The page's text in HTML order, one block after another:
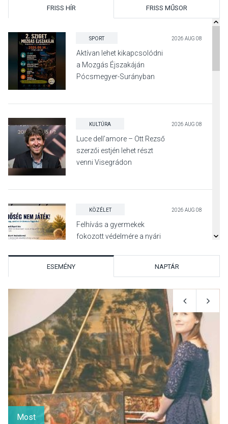
FRISS HÍR FRISS MŰSOR
SPORT 2026 AUG 08
Aktívan lehet kikapcsolódni
a Mozgás Éjszakáján
Pócsmegyer-Surányban
KULTÚRA 2026 AUG 08
Luce dell’amore – Ott Rezső
szerzői estjén lehet részt
venni Visegrádon
KÖZÉLET 2026 AUG 08
Felhívás a gyermekek
fokozott védelmére a nyári
KULTÚRA
Reneszánsz dallamok
csendülnek fel a visegrádi
Királyi Palota
díszudvarában
KULTÚRA 2026 AUG 07
Dunavirág Ünnep Verőcén –
két nap a Duna élővilágának
jegyében
ESEMÉNY NAPTÁR
Most